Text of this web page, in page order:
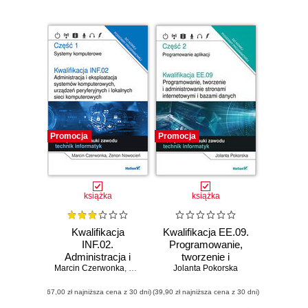
technik informatyk
Promocja
książka
Kwalifikacja
INF.02.
Administracja i
eksploatacja
komputerowych,
Marcin Czerwonka, Zenon Nowocień
(67,00 zł najniższa cena z 30 dni)
Promocja
książka
Kwalifikacja EE.09.
Programowanie,
tworzenie i
administrowanie
internetowymi i
Jolanta Pokorska
(39,90 zł najniższa cena z 30 dni)